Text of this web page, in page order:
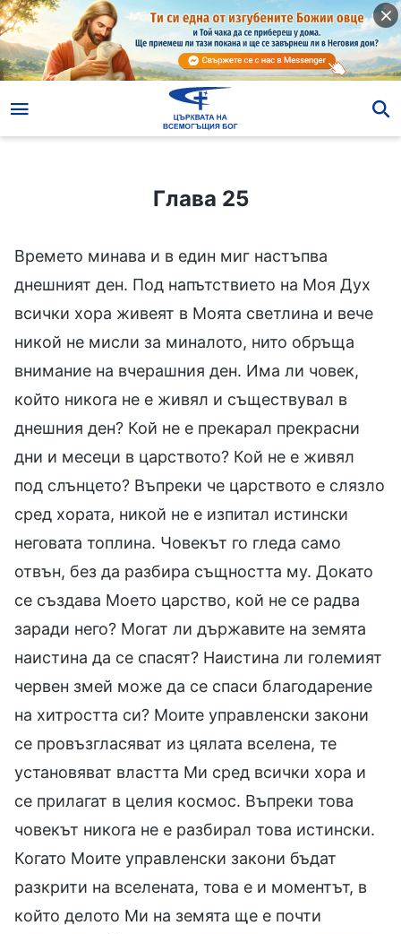
Глава 25
Времето минава и в един миг настъпва
днешният ден. Под напътствието на Моя Дух
всички хора живеят в Моята светлина и вече
никой не мисли за миналото, нито обръща
внимание на вчерашния ден. Има ли човек,
който никога не е живял и съществувал в
днешния ден? Кой не е прекарал прекрасни
дни и месеци в царството? Кой не е живял
под слънцето? Въпреки че царството е слязло
сред хората, никой не е изпитал истински
неговата топлина. Човекът го гледа само
отвън, без да разбира същността му. Докато
се създава Моето царство, кой не се радва
заради него? Могат ли държавите на земята
наистина да се спасят? Наистина ли големият
червен змей може да се спаси благодарение
на хитростта си? Моите управленски закони
се провъзгласяват из цялата вселена, те
установяват властта Ми сред всички хора и
се прилагат в целия космос. Въпреки това
човекът никога не е разбирал това истински.
Когато Моите управленски закони бъдат
разкрити на вселената, това е и моментът, в
който делото Ми на земята ще е почти